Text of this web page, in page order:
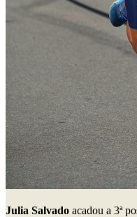
Julia Salvado acadou a 3ª